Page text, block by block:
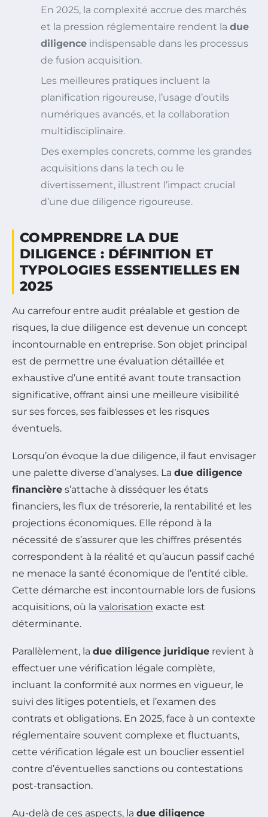
En 2025, la complexité accrue des marchés
et la pression réglementaire rendent la due
diligence indispensable dans les processus
de fusion acquisition.
Les meilleures pratiques incluent la
planification rigoureuse, l’usage d’outils
numériques avancés, et la collaboration
multidisciplinaire.
Des exemples concrets, comme les grandes
acquisitions dans la tech ou le
divertissement, illustrent l’impact crucial
d’une due diligence rigoureuse.
COMPRENDRE LA DUE
DILIGENCE : DÉFINITION ET
TYPOLOGIES ESSENTIELLES EN
2025
Au carrefour entre audit préalable et gestion de
risques, la due diligence est devenue un concept
incontournable en entreprise. Son objet principal
est de permettre une évaluation détaillée et
exhaustive d’une entité avant toute transaction
significative, offrant ainsi une meilleure visibilité
sur ses forces, ses faiblesses et les risques
éventuels.
Lorsqu’on évoque la due diligence, il faut envisager
une palette diverse d’analyses. La due diligence
financière s’attache à disséquer les états
financiers, les flux de trésorerie, la rentabilité et les
projections économiques. Elle répond à la
nécessité de s’assurer que les chiffres présentés
correspondent à la réalité et qu’aucun passif caché
ne menace la santé économique de l’entité cible.
Cette démarche est incontournable lors de fusions
acquisitions, où la valorisation exacte est
déterminante.
Parallèlement, la due diligence juridique revient à
effectuer une vérification légale complète,
incluant la conformité aux normes en vigueur, le
suivi des litiges potentiels, et l’examen des
contrats et obligations. En 2025, face à un contexte
réglementaire souvent complexe et fluctuants,
cette vérification légale est un bouclier essentiel
contre d’éventuelles sanctions ou contestations
post-transaction.
Au-delà de ces aspects, la due diligence